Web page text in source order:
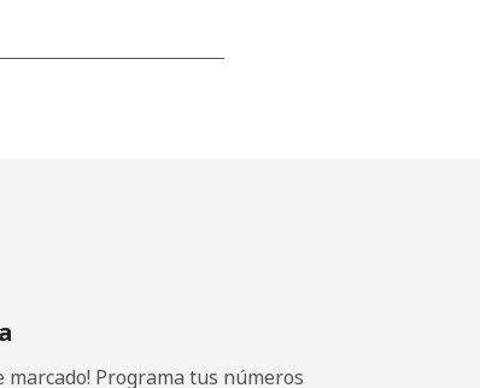
marcado! Programa tus números